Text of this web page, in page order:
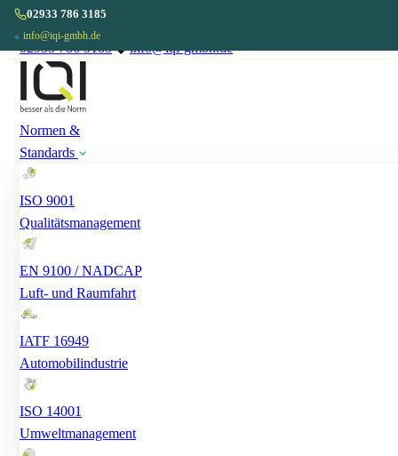
02933 786 3185 ◆ info@iqi-gmbh.de
02933 786 3185
◆ info@iqi-gmbh.de
Normen &
Standards
ISO 9001
Qualitätsmanagement
EN 9100 / NADCAP
Luft- und Raumfahrt
IATF 16949
Automobilindustrie
ISO 14001
Umweltmanagement